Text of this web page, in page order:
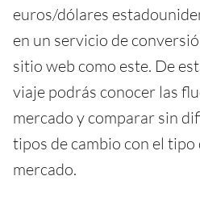
euros/dólares
en un servicio de
sitio web como este. De
viaje podrás conocer las
mercado y comparar sin
tipos de cambio con el tipo
mercado.